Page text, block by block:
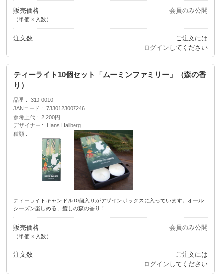
販売価格
（単価 × 入数）
会員のみ公開
注文数
ご注文には
ログイン してください
ティーライト10個セット「ムーミンファミリー」（森の香
り）
品番
310-0010
JANコード
7330123007246
参考上代
2,200円
デザイナー
Hans Hallberg
種類
ティーライトキャンドル10個入りがデザインボックスに入っています。オール
シーズン楽しめる、癒しの森の香り！
販売価格
（単価 × 入数）
会員のみ公開
注文数
ご注文には
ログイン してください